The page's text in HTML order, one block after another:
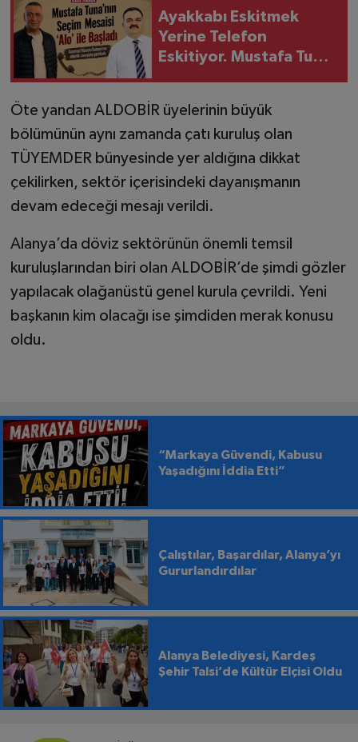
Ayakkabı Eskitmek
Yerine Telefon
Eskitiyor. Mustafa Tuna
Öte yandan ALDOBİR üyelerinin büyük
bölümünün aynı zamanda çatı kuruluş olan
TÜYEMDER bünyesinde yer aldığına dikkat
çekilirken, sektör içerisindeki dayanışmanın
devam edeceği mesajı verildi.
Alanya’da döviz sektörünün önemli temsil
kuruluşlarından biri olan ALDOBİR’de şimdi gözler
yapılacak olağanüstü genel kurula çevrildi. Yeni
başkanın kim olacağı ise şimdiden merak konusu
oldu.
“Markaya Güvendi, Kabusu
Yaşadığını İddia Etti”
Çalıştılar, Başardılar, Alanya’yı
Gururlandırdılar
Alanya Belediyesi, Kardeş
Şehir Talsi’de Kültür Elçisi Oldu